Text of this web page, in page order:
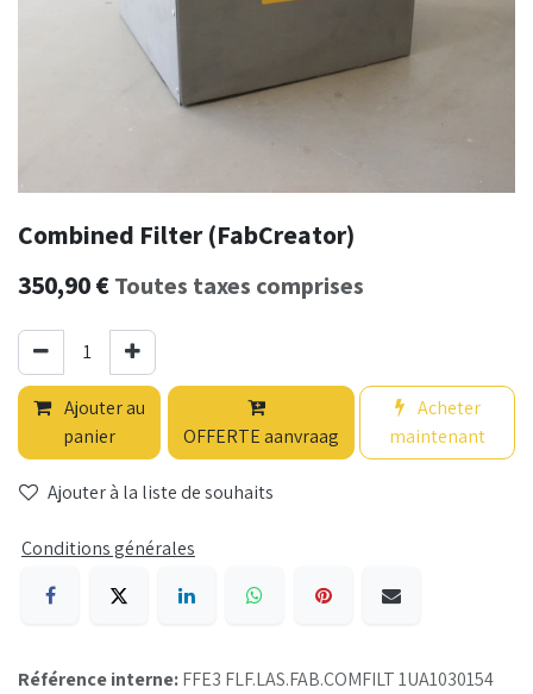
Combined Filter (FabCreator)
350,90€ Toutes taxes comprises
Ajouter au
panier
OFFERTE aanvraag
Acheter
maintenant
Ajouter à la liste de souhaits
Conditions générales
Référence interne:FFE3 FLF.LAS.FAB.COMFILT 1UA1030154